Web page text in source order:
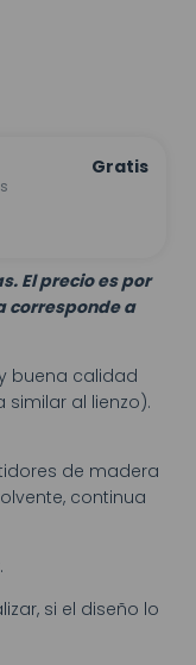
Gratis
El precio es por
corresponde a
buena calidad
similar al lienzo).
de madera
continua
si el diseño lo